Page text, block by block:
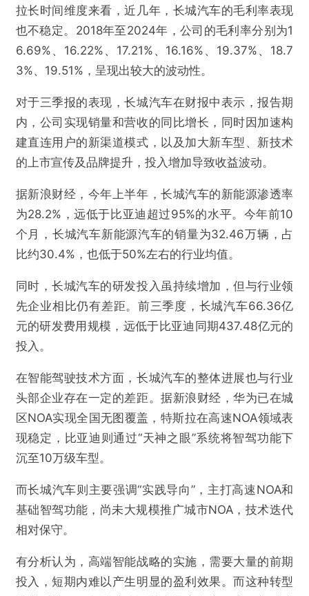
拉长时间维度来看，近几年，长城汽车的毛利率表现
也不稳定。2018年至2024年，公司的毛利率分别为1
6.69%、16.22%、17.21%、16.16%、19.37%、18.7
3%、19.51%，呈现出较大的波动性。
对于三季报的表现，长城汽车在财报中表示，报告期
内，公司实现销量和营收的同比增长，同时因加速构
建直连用户的新渠道模式，以及加大新车型、新技术
的上市宣传及品牌提升，投入增加导致收益波动。
据新浪财经，今年上半年，长城汽车的新能源渗透率
为28.2%，远低于比亚迪超过95%的水平。今年前10
个月，长城汽车新能源汽车的销量为32.46万辆，占
比约30.4%，也低于50%左右的行业均值。
同时，长城汽车的研发投入虽持续增加，但与行业领
先企业相比仍有差距。前三季度，长城汽车66.36亿
元的研发费用规模，远低于比亚迪同期437.48亿元的
投入。
在智能驾驶技术方面，长城汽车的整体进展也与行业
头部企业存在一定的差距。据新浪财经，华为已在城
区NOA实现全国无图覆盖，特斯拉在高速NOA领域表
现稳定，比亚迪则通过“天神之眼”系统将智驾功能下
沉至10万级车型。
而长城汽车则主要强调“实践导向”，主打高速NOA和
基础智驾功能，尚未大规模推广城市NOA，技术迭代
相对保守。
有分析认为，高端智能战略的实施，需要大量的前期
投入，短期内难以产生明显的盈利效果。而这种转型